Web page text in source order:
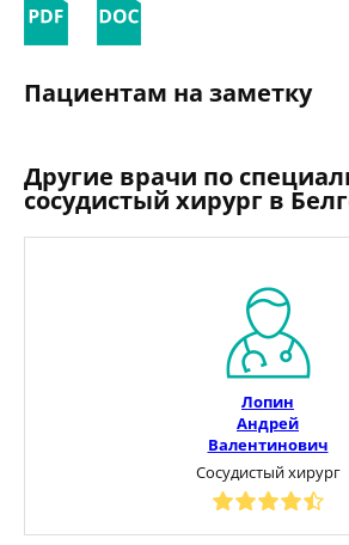
Пациентам на заметку
Другие врачи по
сосудистый хирург в
Лопин
Андрей
Валентинович
Сосудистый хирург